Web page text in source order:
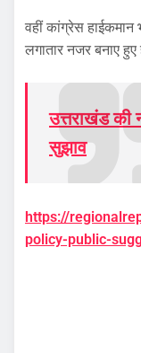
वहीं कांग्रेस हाईकमान
लगातार नजर बनाए हुए
उत्तराखंड की
सुझाव
https://
policy-public-